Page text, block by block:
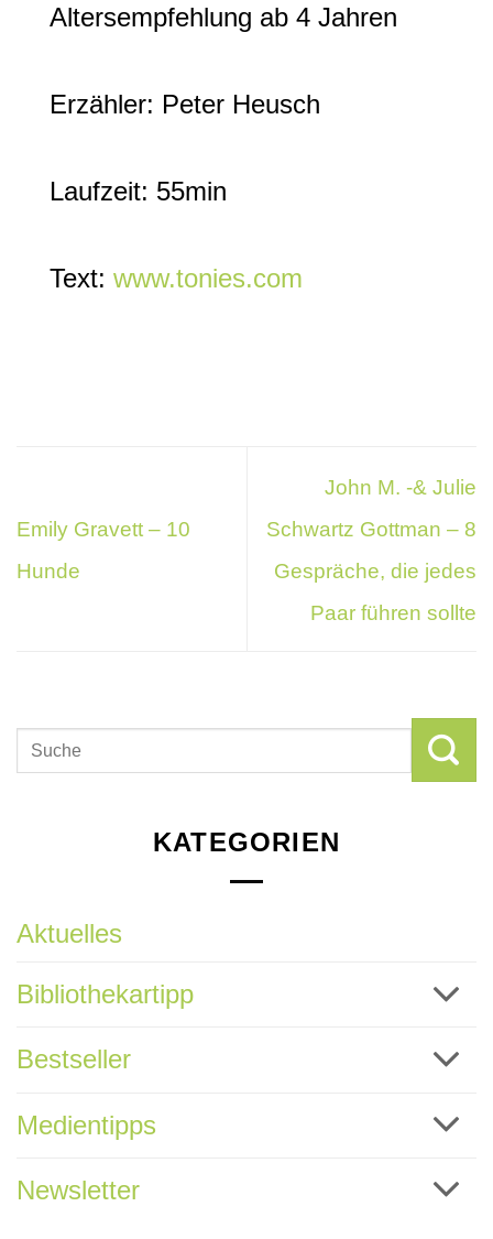
Altersempfehlung ab 4 Jahren
Erzähler: Peter Heusch
Laufzeit: 55min
Text: www.tonies.com
Emily Gravett – 10
Hunde
John M. -& Julie
Schwartz Gottman – 8
Gespräche, die jedes
Paar führen sollte
KATEGORIEN
Aktuelles
Bibliothekartipp
Bestseller
Medientipps
Newsletter